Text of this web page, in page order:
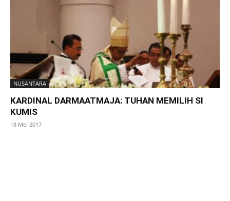
NUSANTARA
KARDINAL DARMAATMAJA: TUHAN MEMILIH SI
KUMIS
18 Mei 2017